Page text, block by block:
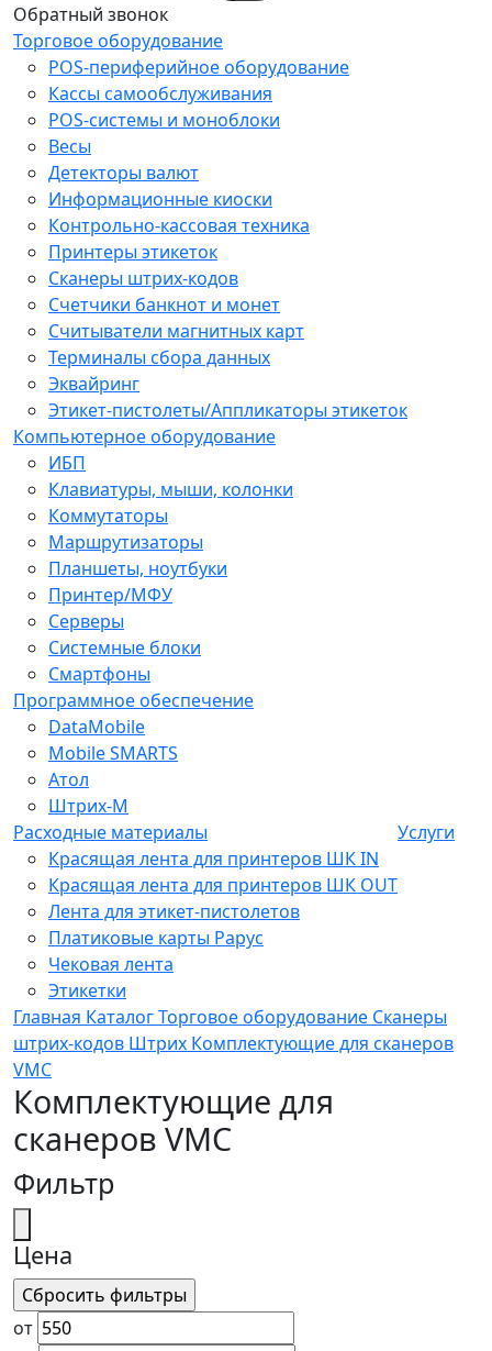
Обратный звонок
Торговое оборудование
POS-периферийное оборудование
Кассы самообслуживания
POS-системы и моноблоки
Весы
Детекторы валют
Информационные киоски
Контрольно-кассовая техника
Принтеры этикеток
Сканеры штрих-кодов
Счетчики банкнот и монет
Считыватели магнитных карт
Терминалы сбора данных
Эквайринг
Этикет-пистолеты/Аппликаторы этикеток
Компьютерное оборудование
ИБП
Клавиатуры, мыши, колонки
Коммутаторы
Маршрутизаторы
Планшеты, ноутбуки
Принтер/МФУ
Серверы
Системные блоки
Смартфоны
Программное обеспечение
DataMobile
Mobile SMARTS
Атол
Штрих-М
Расходные материалы
Красящая лента для принтеров ШК IN
Красящая лента для принтеров ШК OUT
Лента для этикет-пистолетов
Платиковые карты Рарус
Чековая лента
Этикетки
Услуги
Главная КаталогТорговое оборудование Сканеры
штрих-кодов Штрих Комплектующие для сканеров
VMC
Комплектующие для
сканеров VMC
Фильтр
Цена
от